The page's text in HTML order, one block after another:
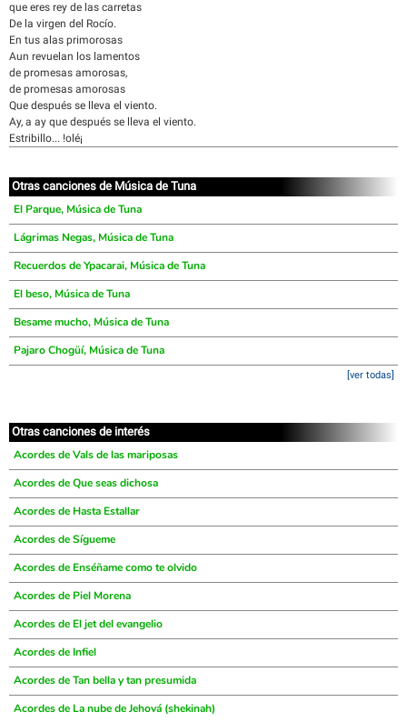
que eres rey de las carretas
De la virgen del Rocío.
En tus alas primorosas
Aun revuelan los lamentos
de promesas amorosas,
de promesas amorosas
Que después se lleva el viento.
Ay, a ay que después se lleva el viento.
Estribillo... !olé¡
Otras canciones de Música de Tuna
El Parque, Música de Tuna
Lágrimas Negas, Música de Tuna
Recuerdos de Ypacarai, Música de Tuna
El beso, Música de Tuna
Besame mucho, Música de Tuna
Pajaro Chogüí, Música de Tuna
[ver todas]
Otras canciones de interés
Acordes de Vals de las mariposas
Acordes de Que seas dichosa
Acordes de Hasta Estallar
Acordes de Sígueme
Acordes de Enséñame como te olvido
Acordes de Piel Morena
Acordes de El jet del evangelio
Acordes de Infiel
Acordes de Tan bella y tan presumida
Acordes de La nube de Jehová (shekinah)